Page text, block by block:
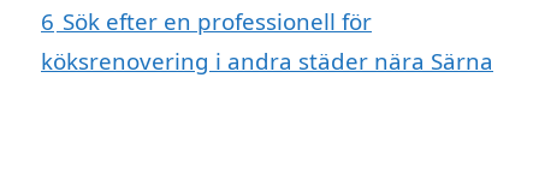
6 Sök efter en professionell för
köksrenovering i andra städer nära Särna